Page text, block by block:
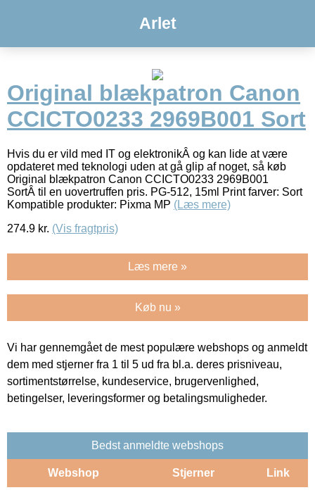
Arlet
Original blækpatron Canon
CCICTO0233 2969B001 Sort
Hvis du er vild med IT og elektronikÂ og kan lide at være
opdateret med teknologi uden at gå glip af noget, så køb
Original blækpatron Canon CCICTO0233 2969B001
SortÂ til en uovertruffen pris. PG-512, 15ml Print farver: Sort
Kompatible produkter: Pixma MP (Læs mere)
274.9 kr. (Vis fragtpris)
Læs mere »
Køb nu »
Vi har gennemgået de mest populære webshops og anmeldt
dem med stjerner fra 1 til 5 ud fra bl.a. deres prisniveau,
sortimentstørrelse, kundeservice, brugervenlighed,
betingelser, leveringsformer og betalingsmuligheder.
Bedst anmeldte webshops
Webshop Stjerner Link